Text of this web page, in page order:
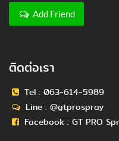
Add Friend
ติดต่อเรา
Tel : 063-614-5989
Line : @gtprospray
Facebook : GT PRO